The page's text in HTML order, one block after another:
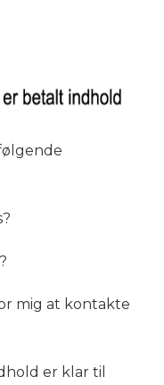
mig at kontakte
er klar til